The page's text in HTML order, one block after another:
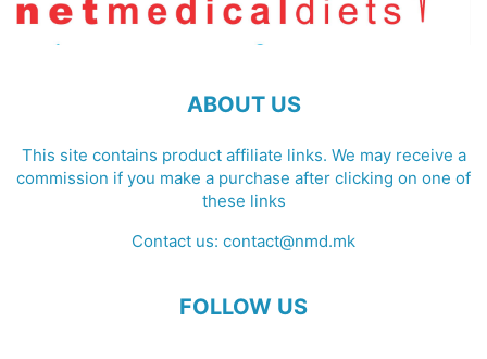
ABOUT US
This site contains product affiliate links. We may receive a
commission if you make a purchase after clicking on one of
these links
Contact us: contact@nmd.mk
FOLLOW US